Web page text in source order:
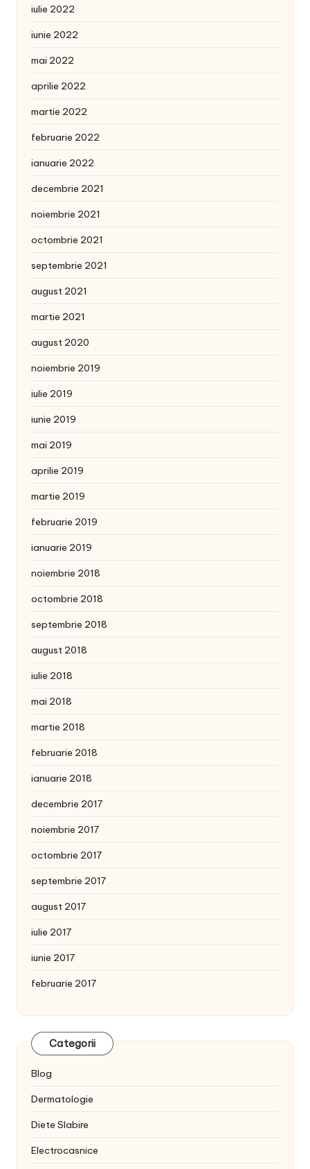
iulie 2022
iunie 2022
mai 2022
aprilie 2022
martie 2022
februarie 2022
ianuarie 2022
decembrie 2021
noiembrie 2021
octombrie 2021
septembrie 2021
august 2021
martie 2021
august 2020
noiembrie 2019
iulie 2019
iunie 2019
mai 2019
aprilie 2019
martie 2019
februarie 2019
ianuarie 2019
noiembrie 2018
octombrie 2018
septembrie 2018
august 2018
iulie 2018
mai 2018
martie 2018
februarie 2018
ianuarie 2018
decembrie 2017
noiembrie 2017
octombrie 2017
septembrie 2017
august 2017
iulie 2017
iunie 2017
februarie 2017
Categorii
Blog
Dermatologie
Diete Slabire
Electrocasnice